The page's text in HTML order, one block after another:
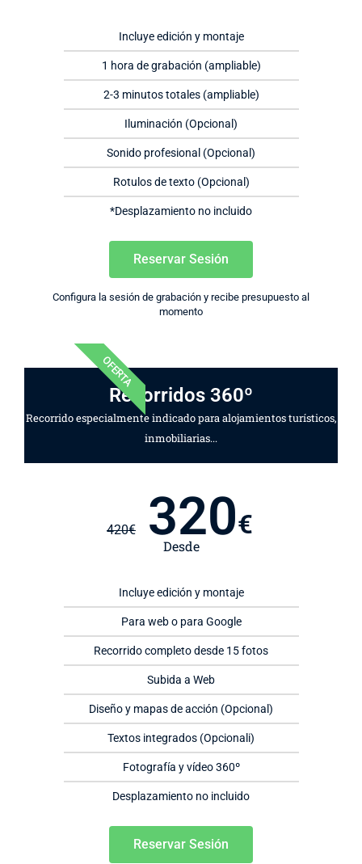
Incluye edición y montaje
1 hora de grabación (ampliable)
2-3 minutos totales (ampliable)
Iluminación (Opcional)
Sonido profesional (Opcional)
Rotulos de texto (Opcional)
*Desplazamiento no incluido
Reservar Sesión
Configura la sesión de grabación y recibe presupuesto al
momento
OFERTA
Recorridos 360º
Recorrido especialmente indicado para alojamientos turísticos,
inmobiliarias...
420€ 320€
Desde
Incluye edición y montaje
Para web o para Google
Recorrido completo desde 15 fotos
Subida a Web
Diseño y mapas de acción (Opcional)
Textos integrados (Opcionali)
Fotografía y vídeo 360º
Desplazamiento no incluido
Reservar Sesión